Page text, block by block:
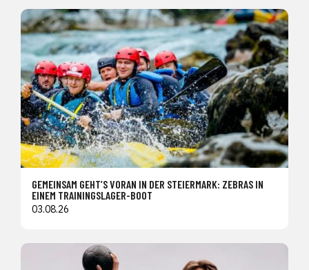
GEMEINSAM GEHT’S VORAN IN DER STEIERMARK: ZEBRAS IN
EINEM TRAININGSLAGER-BOOT
03.08.26